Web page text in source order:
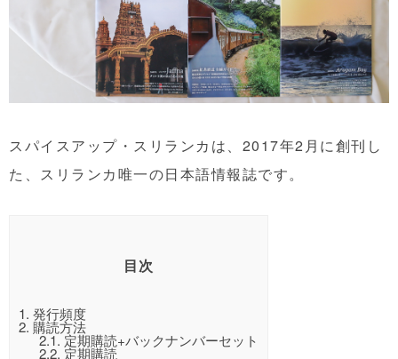
スパイスアップ・スリランカは、2017年2月に創刊し
た、スリランカ唯一の日本語情報誌です。
目次
1. 発行頻度
2. 購読方法
2.1.定期購読+バックナンバーセット
2.2. 定期購読